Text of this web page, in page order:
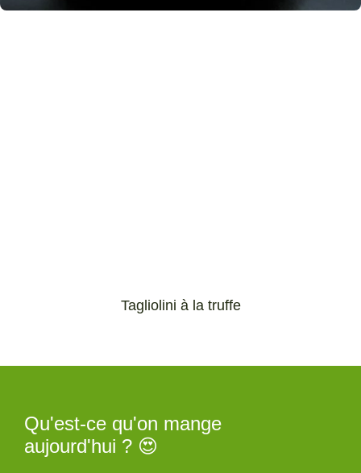
Tagliolini à la truffe
Qu'est-ce qu'on mange
aujourd'hui ? 😍